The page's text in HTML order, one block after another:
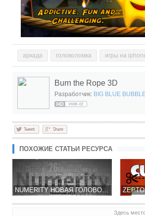
аркада головоломка игры на
Burn the Rope 3D
Разработчик: BIG BLUE
ПОХОЖИЕ СТАТЬИ РЕСУРСА
NUMERITY НОВАЯ ГОЛОВОЛОМКА ОТ СОЗДАТЕЛЕЙ BLUEPRINT 3D – MUST HAVE!
Здесь